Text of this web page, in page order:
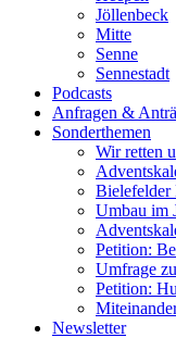
Jöllenbeck
Mitte
Senne
Sennestadt
Podcasts
Anfragen &
Sonderthemen
Wir retten
Bielefelder
Umbau im
Petition:
Umfrage
Petition:
Newsletter